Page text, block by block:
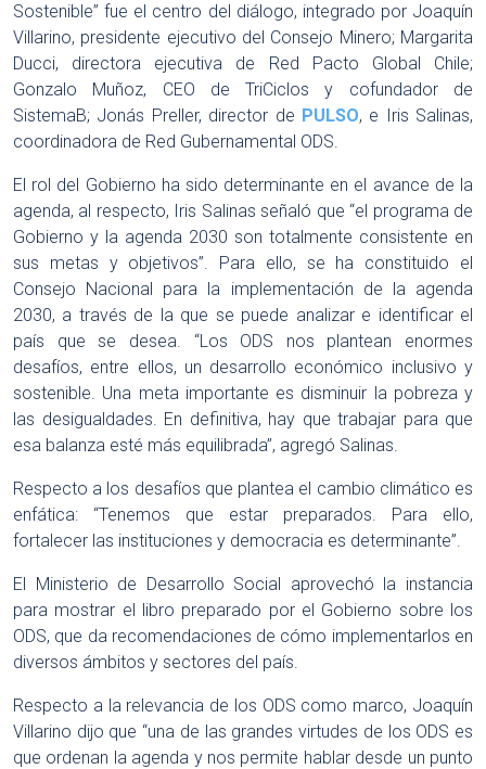
Sostenible” fue el centro del diálogo, integrado por Joaquín
Villarino, presidente ejecutivo del Consejo Minero; Margarita
Ducci, directora ejecutiva de Red Pacto Global Chile;
Gonzalo Muñoz, CEO de TriCiclos y cofundador de
SistemaB; Jonás Preller, director de PULSO, e Iris Salinas,
coordinadora de Red Gubernamental ODS.
El rol del Gobierno ha sido determinante en el avance de la
agenda, al respecto, Iris Salinas señaló que “el programa de
Gobierno y la agenda 2030 son totalmente consistente en
sus metas y objetivos”. Para ello, se ha constituido el
Consejo Nacional para la implementación de la agenda
2030, a través de la que se puede analizar e identificar el
país que se desea. “Los ODS nos plantean enormes
desafíos, entre ellos, un desarrollo económico inclusivo y
sostenible. Una meta importante es disminuir la pobreza y
las desigualdades. En definitiva, hay que trabajar para que
esa balanza esté más equilibrada”, agregó Salinas.
Respecto a los desafíos que plantea el cambio climático es
enfática: “Tenemos que estar preparados. Para ello,
fortalecer las instituciones y democracia es determinante”.
El Ministerio de Desarrollo Social aprovechó la instancia
para mostrar el libro preparado por el Gobierno sobre los
ODS, que da recomendaciones de cómo implementarlos en
diversos ámbitos y sectores del país.
Respecto a la relevancia de los ODS como marco, Joaquín
Villarino dijo que “una de las grandes virtudes de los ODS es
que ordenan la agenda y nos permite hablar desde un punto